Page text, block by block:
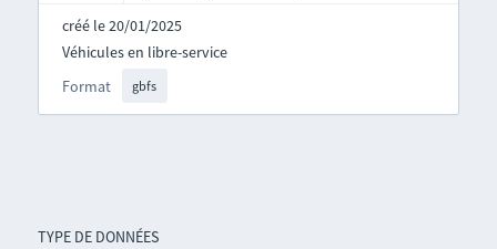
TYPE DE DONNÉES
créé le 20/01/2025
Format gbfs
Véhicules en libre-service